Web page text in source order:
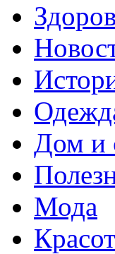
Дом и
Мода